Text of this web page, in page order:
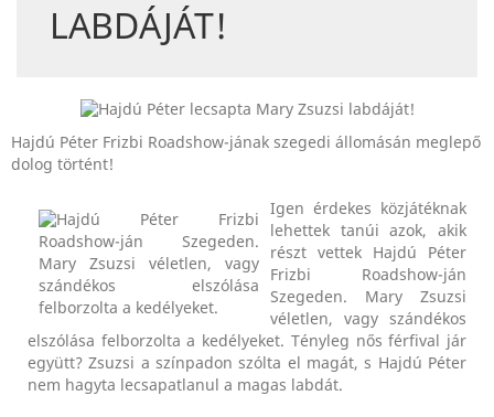
LABDÁJÁT!
Hajdú Péter Frizbi Roadshow-jának szegedi állomásán meglepő
dolog történt!
Igen érdekes közjátéknak
lehettek tanúi azok, akik
részt vettek Hajdú Péter
Frizbi Roadshow-ján
Szegeden. Mary Zsuzsi
véletlen, vagy szándékos
elszólása felborzolta a kedélyeket. Tényleg nős férfival jár
együtt? Zsuzsi a színpadon szólta el magát, s Hajdú Péter
nem hagyta lecsapatlanul a magas labdát.